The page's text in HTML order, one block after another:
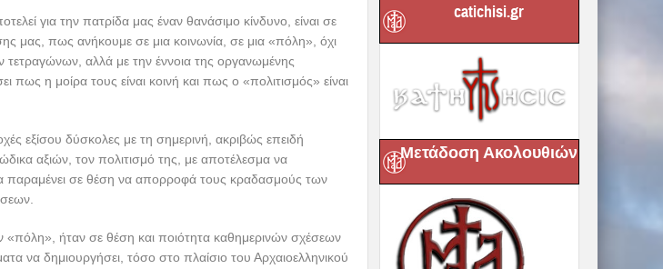
για την πατρίδα μας έναν θανάσιμο κίνδυνο, είναι σε
μας, πως ανήκουμε σε μια κοινωνία, σε μια «πόλη», όχι
τετραγώνων, αλλά με την έννοια της οργανωμένης
η μοίρα τους είναι κοινή και πως o «πολιτισμός» είναι
εξίσου δύσκολες με τη σημερινή, ακριβώς επειδή
αξιών, τον πολιτισμό της, με αποτέλεσμα να
παραμένει σε θέση να απορροφά τους κραδασμούς των
ήταν σε θέση και ποιότητα καθημερινών σχέσεων
να δημιουργήσει, τόσο στο πλαίσιο του Αρχαιοελληνικού
catichisi.gr
Μετάδοση Ακολουθιών